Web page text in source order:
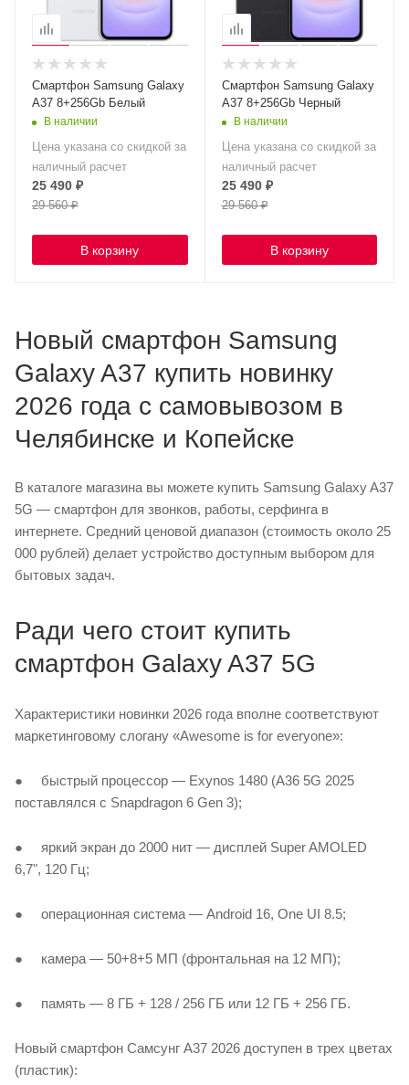
Смартфон Samsung Galaxy
A37 8+256Gb Белый
В наличии
Цена указана со скидкой за
наличный расчет
25 490 ₽
29 560₽
В корзину
Смартфон Samsung Galaxy
A37 8+256Gb Черный
В наличии
Цена указана со скидкой за
наличный расчет
25 490₽
29 560₽
В корзину
Новый смартфон Samsung
Galaxy A37 купить новинку
2026 года с самовывозом в
Челябинске и Копейске
В каталоге магазина вы можете купить Samsung Galaxy A37
5G — смартфон для звонков, работы, серфинга в
интернете. Средний ценовой диапазон (стоимость около 25
000 рублей) делает устройство доступным выбором для
бытовых задач.
Ради чего стоит купить
смартфон Galaxy A37 5G
Характеристики новинки 2026 года вполне соответствуют
маркетинговому слогану «Awesome is for everyone»:
● быстрый процессор — Exynos 1480 (A36 5G 2025
поставлялся с Snapdragon 6 Gen 3);
● яркий экран до 2000 нит — дисплей Super AMOLED
6,7", 120 Гц;
● операционная система — Android 16, One UI 8.5;
● камера — 50+8+5 МП (фронтальная на 12 МП);
● память — 8 ГБ + 128 / 256 ГБ или 12 ГБ + 256 ГБ.
Новый смартфон Самсунг А37 2026 доступен в трех цветах
(пластик):